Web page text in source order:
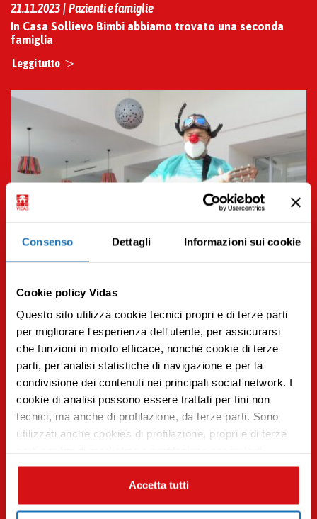
Consenso Dettagli Informazioni sui cookie
Cookie policy Vidas
Questo sito utilizza cookie tecnici propri e di terze parti
per migliorare l'esperienza dell'utente, per assicurarsi
che funzioni in modo efficace, nonché cookie di terze
parti, per analisi statistiche di navigazione e per la
condivisione dei contenuti nei principali social network. I
cookie di analisi possono essere trattati per fini non
tecnici, ma anche di profilazione, da terze parti. Sono
utilizzati anche cookies di profilazione, propri e di terze
contenuti mirati sulle tue preferenze e i tuoi interessi. Se
CHIUDI questo banner, saranno utilizzati soltanto
cookies tecnici. Seleziona i pulsanti sottostanti per
Accetta tutti
21.11.2023 | Pazienti e famiglie
In Casa Sollievo Bimbi abbiamo trovato una seconda
famiglia
Leggi tutto
14.10.2022 | Eventi e iniziative
Un cappello per una buona causa
Leggi tutto
Premi INVIO per cercare o ESC per uscire